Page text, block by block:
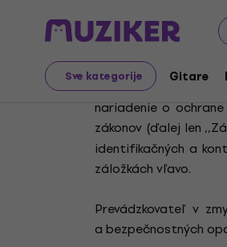
Sve kategorije Gitare
pristupuje k Vašim
ochrane fyzických
nariadenie o
zákonov (ďalej len
identifikačných a
záložkách vľavo.
Prevádzkovateľ v
a bezpečnostných